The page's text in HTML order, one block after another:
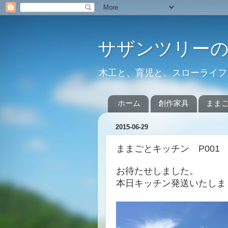
サザンツリー
木工と、育児と、スローライ
ホーム 創作家具 まま
2015-06-29
ままごとキッチン P001
お待たせしました。
本日キッチン発送いたし